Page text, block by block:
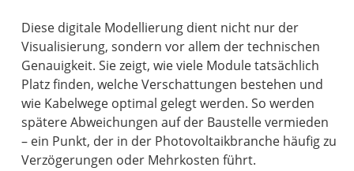
Diese digitale Modellierung dient nicht nur der
Visualisierung, sondern vor allem der technischen
Genauigkeit. Sie zeigt, wie viele Module tatsächlich
Platz finden, welche Verschattungen bestehen und
wie Kabelwege optimal gelegt werden. So werden
spätere Abweichungen auf der Baustelle vermieden
– ein Punkt, der in der Photovoltaikbranche häufig zu
Verzögerungen oder Mehrkosten führt.